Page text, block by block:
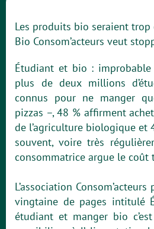
Les produits bio seraient trop
Bio Consom’acteurs veut
Étudiant et bio : improbable
plus de deux millions
connus pour ne manger
pizzas –, 48 % affirment
de l’agriculture biologique et
souvent, voire très
consommatrice argue le coût
L’association
vingtaine de pages intitulé
étudiant et manger bio